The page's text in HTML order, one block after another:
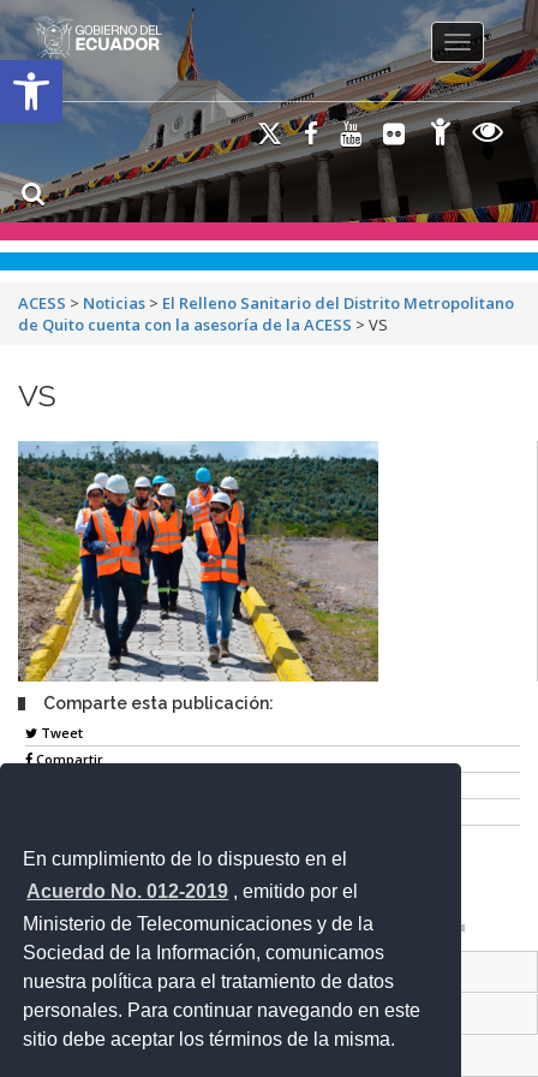
En cumplimiento de lo dispuesto en el
Acuerdo No. 012-2019 , emitido por el
Ministerio de Telecomunicaciones y de la
Sociedad de la Información, comunicamos
nuestra política para el tratamiento de datos
personales. Para continuar navegando en este
sitio debe aceptar los términos de la misma.
Open toolbar
Toggle
ACESS > Noticias > El Relleno Sanitario del Distrito Metropolitano
de Quito cuenta con la asesoría de la ACESS > VS
VS
Comparte esta publicación:
Tweet
Compartir
Entérate
Contacto Ciudadano Digital
Portal Trámites Ciudadanos
Sistema Nacional de Información (SNI)